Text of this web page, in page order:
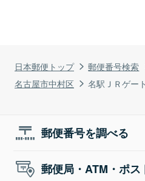
日本郵便トップ 郵便番号検索
名古屋市中村区
名駅ＪＲゲー
郵便番号を調べる
郵便局・ATM・ポス